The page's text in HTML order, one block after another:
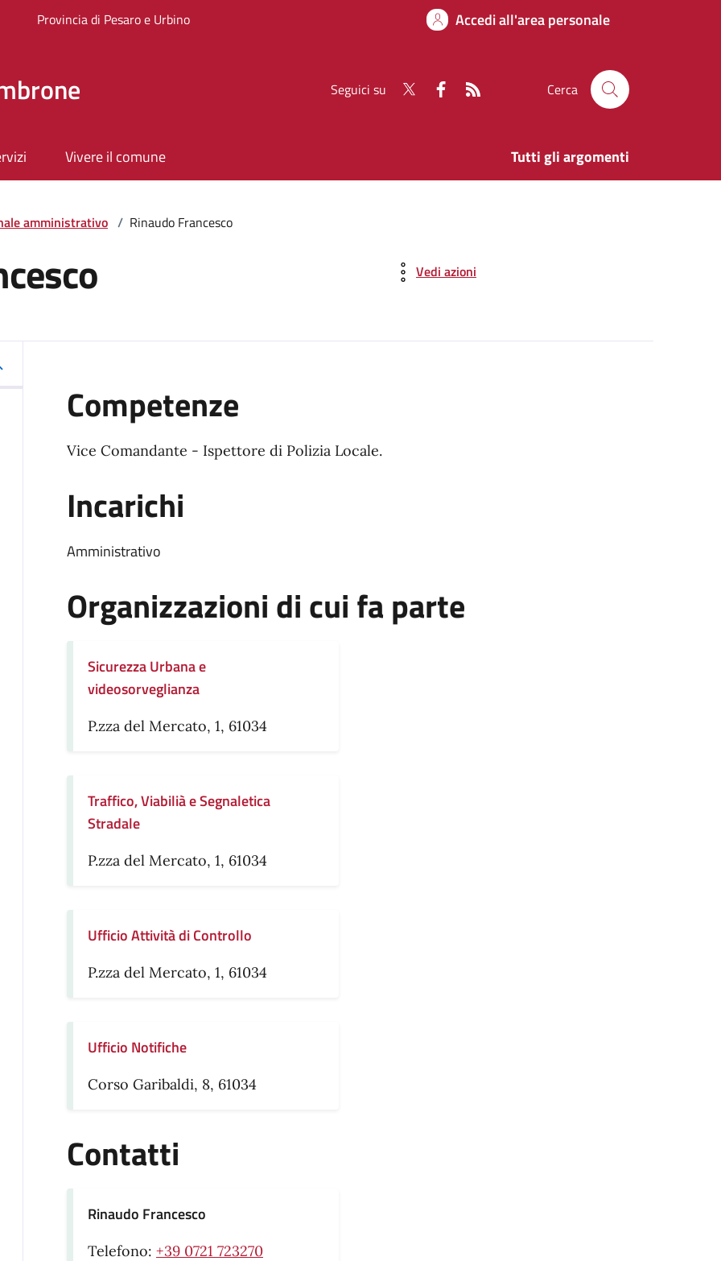
Provincia di Pesaro e Urbino Accedi all'area personale
Seguici su Cerca
Vivere il comune Tutti gli argomenti
amministrativo / Rinaudo Francesco
Vedi azioni
Competenze
Vice Comandante - Ispettore di Polizia Locale.
Incarichi
Amministrativo
Organizzazioni di cui fa parte
Sicurezza Urbana e
videosorveglianza
P.zza del Mercato, 1, 61034
Traffico, Viabilià e Segnaletica
Stradale
P.zza del Mercato, 1, 61034
Ufficio Attività di Controllo
P.zza del Mercato, 1, 61034
Ufficio Notifiche
Corso Garibaldi, 8, 61034
Contatti
Rinaudo Francesco
Telefono: +39 0721 723270